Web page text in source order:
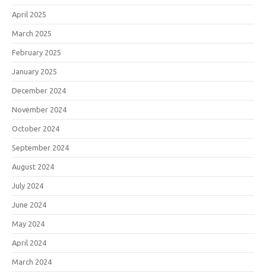
April 2025
March 2025
February 2025
January 2025
December 2024
November 2024
October 2024
September 2024
August 2024
July 2024
June 2024
May 2024
April 2024
March 2024